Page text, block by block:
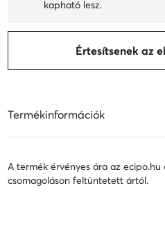
kapható lesz.
Értesítsenek az
Termékinformációk
A termék érvényes ára az
csomagoláson feltüntetett ártól.